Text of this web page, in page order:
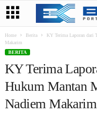
Home Berita
KY Terima Laporan dari
Makarim
BERITA
KY Terima
Hukum Mantan
Nadiem Makarim